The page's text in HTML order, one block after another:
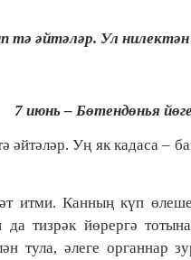
тә әйтәләр. Ул нилектән
7 июнь – Бөтендөнья
әйтәләр. Уң як кадаса –
итми. Канның күп
тизрәк йөрергә
тула, әлеге органнар